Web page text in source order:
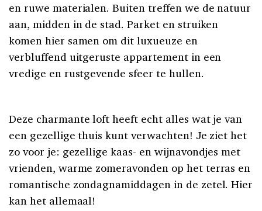
en ruwe materialen. Buiten treffen we de natuur
aan, midden in de stad. Parket en struiken
komen hier samen om dit luxueuze en
verbluffend uitgeruste appartement in een
vredige en rustgevende sfeer te hullen.
Deze charmante loft heeft echt alles wat je van
een gezellige thuis kunt verwachten! Je ziet het
zo voor je: gezellige kaas- en wijnavondjes met
vrienden, warme zomeravonden op het terras en
romantische zondagnamiddagen in de zetel. Hier
kan het allemaal!